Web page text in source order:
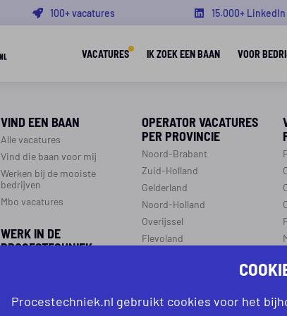
100+ vacatures 15.000+
VACATURES IK ZOEK EEN BAAN VOOR
VIND EEN BAAN
Alle vacatures
Vind die baan voor mij
Werken bij de mooiste
bedrijven
Mbo vacatures
WERK IN DE
PROCESTECHNIEK
Werken als procesoperator
OPERATOR VACATURES
PER PROVINCIE
Noord-Brabant
Zuid-Holland
Gelderland
Noord-Holland
Overijssel
Flevoland
Groningen
Procestechniek.nl gebruikt cookies voor het